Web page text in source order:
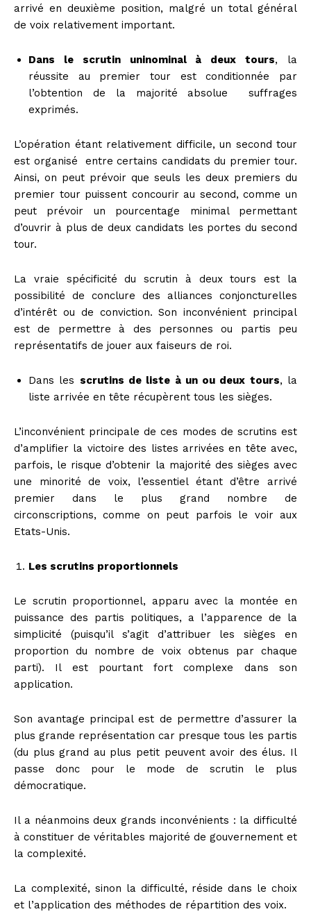
arrivé en deuxième position, malgré un total général
de voix relativement important.
Dans le scrutin uninominal à deux tours, la
réussite au premier tour est conditionnée par
l’obtention de la majorité absolue suffrages
exprimés.
L’opération étant relativement difficile, un second tour
est organisé entre certains candidats du premier tour.
Ainsi, on peut prévoir que seuls les deux premiers du
premier tour puissent concourir au second, comme un
peut prévoir un pourcentage minimal permettant
d’ouvrir à plus de deux candidats les portes du second
tour.
La vraie spécificité du scrutin à deux tours est la
possibilité de conclure des alliances conjoncturelles
d’intérêt ou de conviction. Son inconvénient principal
est de permettre à des personnes ou partis peu
représentatifs de jouer aux faiseurs de roi.
Dans les scrutins de liste à un ou deux tours, la
liste arrivée en tête récupèrent tous les sièges.
L’inconvénient principale de ces modes de scrutins est
d’amplifier la victoire des listes arrivées en tête avec,
parfois, le risque d’obtenir la majorité des sièges avec
une minorité de voix, l’essentiel étant d’être arrivé
premier dans le plus grand nombre de
circonscriptions, comme on peut parfois le voir aux
Etats-Unis.
Les scrutins proportionnels
Le scrutin proportionnel, apparu avec la montée en
puissance des partis politiques, a l’apparence de la
simplicité (puisqu’il s’agit d’attribuer les sièges en
proportion du nombre de voix obtenus par chaque
parti). Il est pourtant fort complexe dans son
application.
Son avantage principal est de permettre d’assurer la
plus grande représentation car presque tous les partis
(du plus grand au plus petit peuvent avoir des élus. Il
passe donc pour le mode de scrutin le plus
démocratique.
Il a néanmoins deux grands inconvénients : la difficulté
à constituer de véritables majorité de gouvernement et
la complexité.
La complexité, sinon la difficulté, réside dans le choix
et l’application des méthodes de répartition des voix.